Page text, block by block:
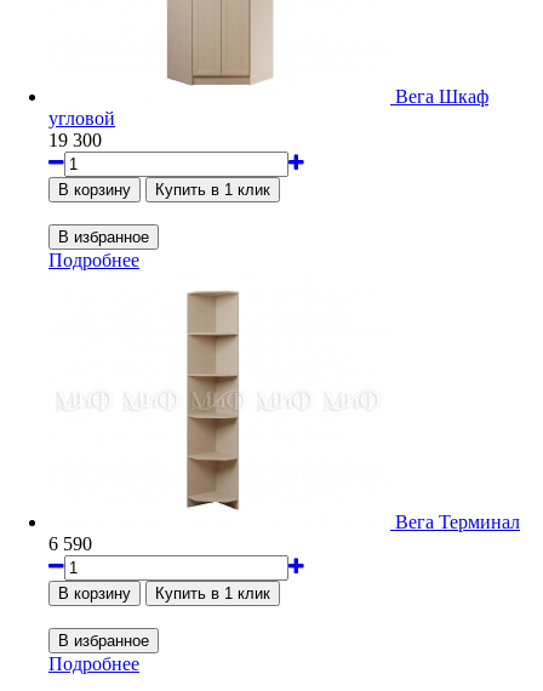
Вега Шкаф
угловой
19 300
Подробнее
Вега Терминал
6 590
Подробнее